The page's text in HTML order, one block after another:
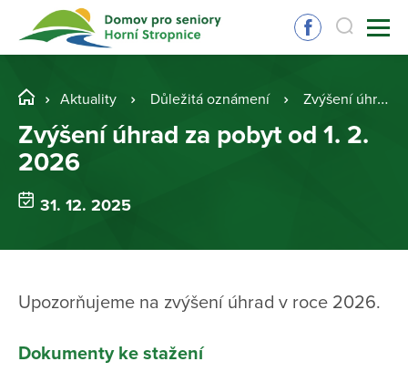
Aktuality Důležitá oznámení Zvýšení úhrad za pobyt od 1. 2. 2026
Zvýšení úhrad za pobyt od 1. 2.
2026
31. 12. 2025
Upozorňujeme na zvýšení úhrad v roce 2026.
Dokumenty ke stažení